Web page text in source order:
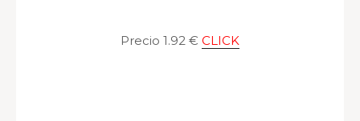
Precio 1.92 € CLICK